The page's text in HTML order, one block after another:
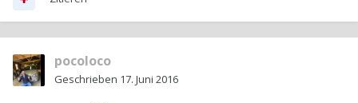
pocoloco
Geschrieben 17. Juni 2016